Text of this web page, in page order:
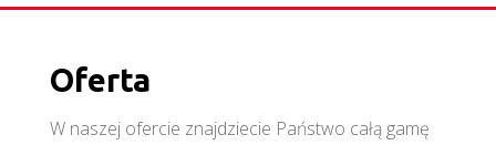
Oferta
W naszej ofercie znajdziecie Państwo całą gamę